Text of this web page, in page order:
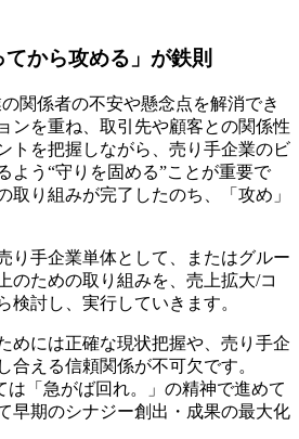
から攻める」が鉄則
関係者の不安や懸念点を解消でき
ンを重ね、取引先や顧客との関係性
トを把握しながら、売り手企業のビ
よう“守りを固める”ことが重要で
取り組みが完了したのち、「攻め」
り手企業単体として、またはグルー
のための取り組みを、売上拡大/コ
検討し、実行していきます。
めには正確な現状把握や、売り手企
合える信頼関係が不可欠です。
は「急がば回れ。」の精神で進めて
早期のシナジー創出・成果の最大化